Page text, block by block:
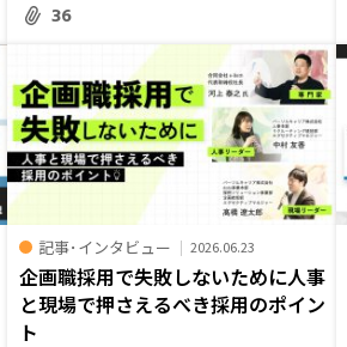
36
記事･インタビュー 2026.06.23
企画職採用で失敗しないために――人事
と現場で押さえるべき採用のポイン
ト